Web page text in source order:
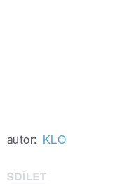
autor: KLO